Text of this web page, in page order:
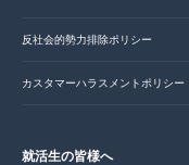
反社会的勢力排除ポリシー
カスタマーハラスメントポリシー
就活生の皆様へ